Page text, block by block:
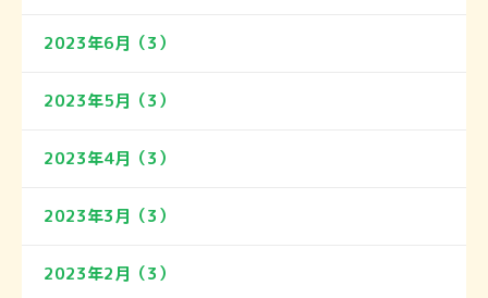
2023年6月（3）
2023年5月（3）
2023年4月（3）
2023年3月（3）
2023年2月（3）